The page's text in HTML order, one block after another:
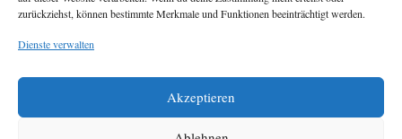
zurückziehst, können bestimmte Merkmale und Funktionen beeinträchtigt werden.
Dienste verwalten
Akzeptieren
Michael Baden,
Diese Webseite stellt
zehn Jahre der